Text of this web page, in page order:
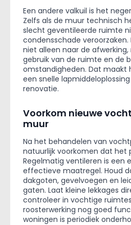
Een andere valkuil is het
Zelfs als de muur technisch
slecht geventileerde ruimte
condensschade veroorzaken.
niet alleen naar de
gebruik van de ruimte en de
omstandigheden. Dat maakt
een snelle
renovatie.
Voorkom nieuwe
muur
Na het behandelen van
natuurlijk voorkomen dat het
Regelmatig ventileren is een
effectieve maatregel. Houd
dakgoten, gevelvoegen en
gaten. Laat kleine lekkages
controleer in vochtige
roosterwerking nog goed
woningen is periodiek